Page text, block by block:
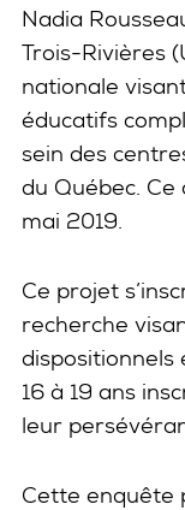
Nadia
Trois-Rivières
nationale
éducatifs
sein des
du Québec.
mai 2019.
Ce projet
recherche
dispositionnels
16 à 19 ans
leur
Cette enquête